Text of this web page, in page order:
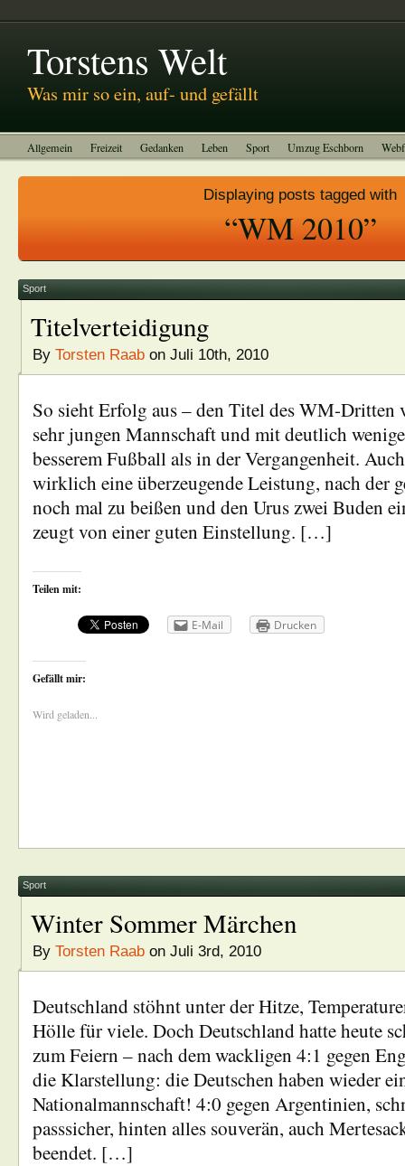
Torstens Welt
Was mir so ein, auf- und gefällt
Allgemein Freizeit Gedanken Leben Sport Umzug Eschborn
Displaying posts tagged with
“WM 2010”
Sport
Titelverteidigung
By Torsten Raab on Juli 10th, 2010
So sieht Erfolg aus – den Titel des WM-Dritten
sehr jungen Mannschaft und mit deutlich
besserem Fußball als in der Vergangenheit.
wirklich eine überzeugende Leistung, nach der
noch mal zu beißen und den Urus zwei Buden
zeugt von einer guten Einstellung. […]
Teilen mit:
E-Mail Drucken
Gefällt mir:
Wird geladen...
Sport
Winter Sommer Märchen
By Torsten Raab on Juli 3rd, 2010
Deutschland stöhnt unter der Hitze,
Hölle für viele. Doch Deutschland hatte heute
zum Feiern – nach dem wackligen 4:1 gegen
die Klarstellung: die Deutschen haben wieder
Nationalmannschaft! 4:0 gegen Argentinien,
passsicher, hinten alles souverän, auch
beendet. […]